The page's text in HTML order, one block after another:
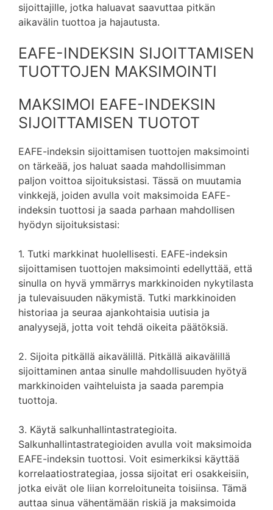
sijoittajille, jotka haluavat saavuttaa pitkän
aikavälin tuottoa ja hajautusta.
EAFE-INDEKSIN SIJOITTAMISEN
TUOTTOJEN MAKSIMOINTI
MAKSIMOI EAFE-INDEKSIN
SIJOITTAMISEN TUOTOT
EAFE-indeksin sijoittamisen tuottojen maksimointi
on tärkeää, jos haluat saada mahdollisimman
paljon voittoa sijoituksistasi. Tässä on muutamia
vinkkejä, joiden avulla voit maksimoida EAFE-
indeksin tuottosi ja saada parhaan mahdollisen
hyödyn sijoituksistasi:
1. Tutki markkinat huolellisesti. EAFE-indeksin
sijoittamisen tuottojen maksimointi edellyttää, että
sinulla on hyvä ymmärrys markkinoiden nykytilasta
ja tulevaisuuden näkymistä. Tutki markkinoiden
historiaa ja seuraa ajankohtaisia uutisia ja
analyysejä, jotta voit tehdä oikeita päätöksiä.
2. Sijoita pitkällä aikavälillä. Pitkällä aikavälillä
sijoittaminen antaa sinulle mahdollisuuden hyötyä
markkinoiden vaihteluista ja saada parempia
tuottoja.
3. Käytä salkunhallintastrategioita.
Salkunhallintastrategioiden avulla voit maksimoida
EAFE-indeksin tuottosi. Voit esimerkiksi käyttää
korrelaatiostrategiaa, jossa sijoitat eri osakkeisiin,
jotka eivät ole liian korreloituneita toisiinsa. Tämä
auttaa sinua vähentämään riskiä ja maksimoida